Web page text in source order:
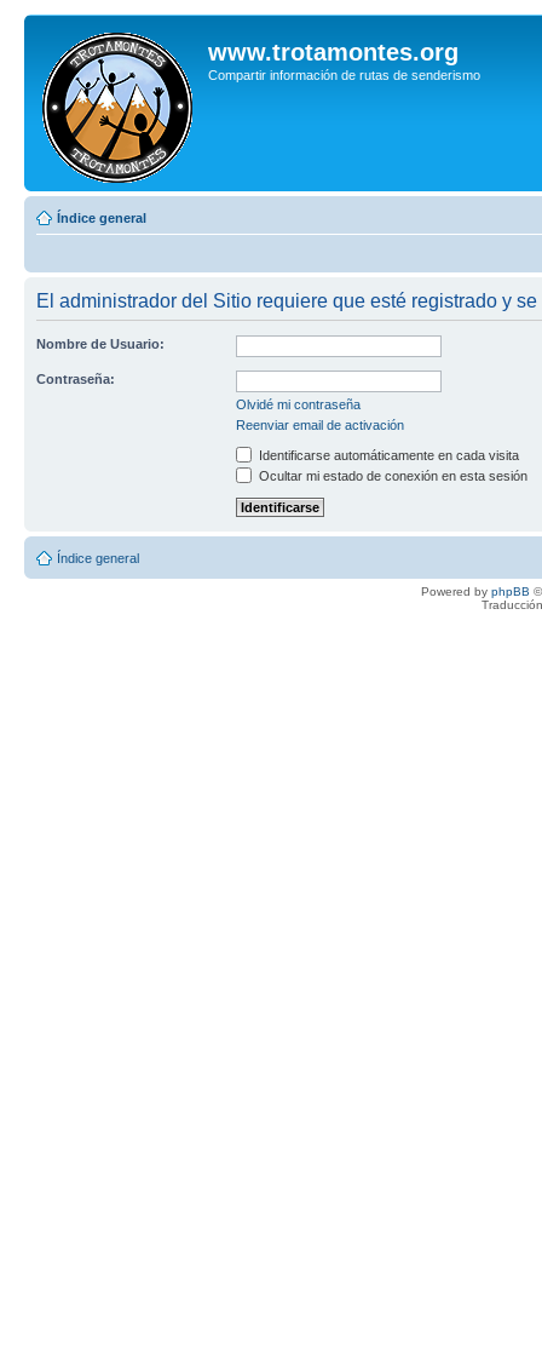
www.trotamontes.org
Compartir información de rutas de senderismo
Índice general
El administrador del Sitio requiere que esté registrado y
Nombre de Usuario:
Contraseña:
Olvidé mi contraseña
Reenviar email de activación
Identificarse automáticamente en cada visita
Ocultar mi estado de conexión en esta sesión
Índice general
Powered by phpBB